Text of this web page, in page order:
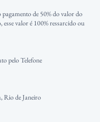
pagamento de 50% do valor do
valor é 100% ressarcido ou
pelo Telefone
Rio de Janeiro